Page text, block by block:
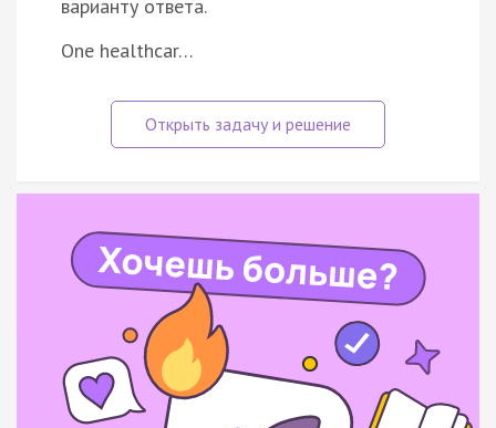
варианту ответа.
One healthcar…